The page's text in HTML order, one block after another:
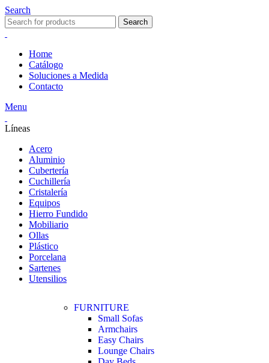
Search
Search
Home
Catálogo
Soluciones a Medida
Contacto
Menu
Líneas
Acero
Aluminio
Cubertería
Cuchillería
Cristalería
Equipos
Hierro Fundido
Mobiliario
Ollas
Plástico
Porcelana
Sartenes
Utensilios
FURNITURE
Small Sofas
Armchairs
Easy Chairs
Lounge Chairs